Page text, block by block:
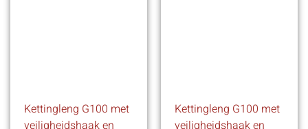
Kettingleng G100 met
Kettingleng G100 met